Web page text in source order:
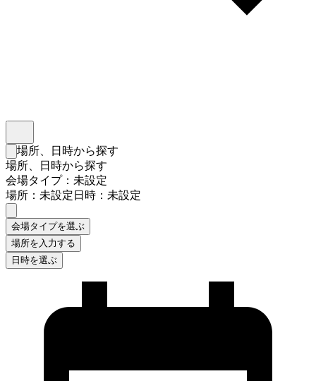
検索フォームを閉じる
場所、日時から探す
場所、日時から探す
会場タイプ：未設定
場所：未設定日時：未設定
会場タイプを選ぶ
場所を入力する
日時を選ぶ